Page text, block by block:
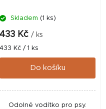
Skladem (1 ks)
433 Kč / ks
Měrná
cena:
433 Kč / 1 ks
Do košíku
Odolné vodítko pro psy.